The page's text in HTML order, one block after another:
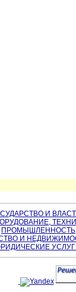
И
ПРОМЫШЛЕННОСТЬ
И